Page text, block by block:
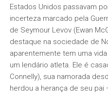
Estados Unidos passavam
incerteza marcado pela
de Seymour Levov (Ewan
destaque na sociedade de
aparentemente tem uma
um lendário atleta. Ele é
Connelly), sua namorada
herdou a herança de seu